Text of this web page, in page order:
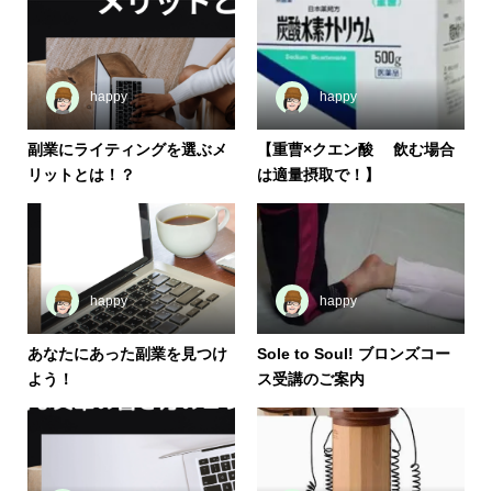
happy
副業にライティングを選ぶメ
リットとは！？
happy
【重曹×クエン酸 飲む場合
は適量摂取で！】
happy
あなたにあった副業を見つけ
よう！
happy
Sole to Soul! ブロンズコー
ス受講のご案内